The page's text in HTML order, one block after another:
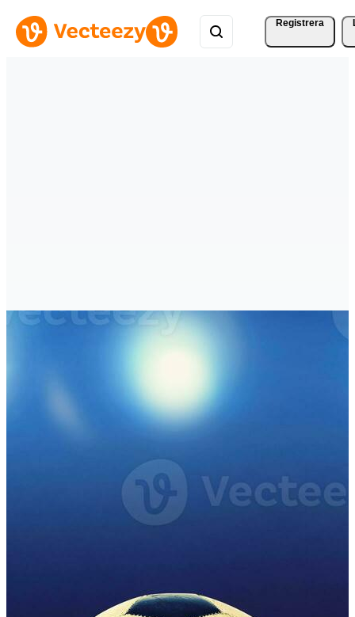
Registrera